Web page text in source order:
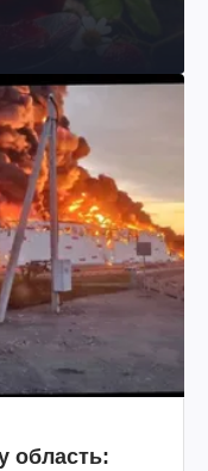
область: